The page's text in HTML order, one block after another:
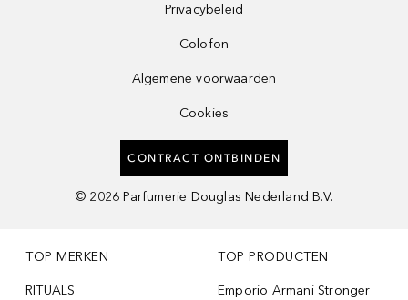
Privacybeleid
Colofon
Algemene voorwaarden
Cookies
CONTRACT ONTBINDEN
© 2026 Parfumerie Douglas Nederland B.V.
TOP MERKEN
RITUALS
TOP PRODUCTEN
Emporio Armani Stronger